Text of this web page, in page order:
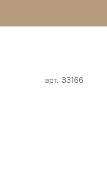
арт. 33166